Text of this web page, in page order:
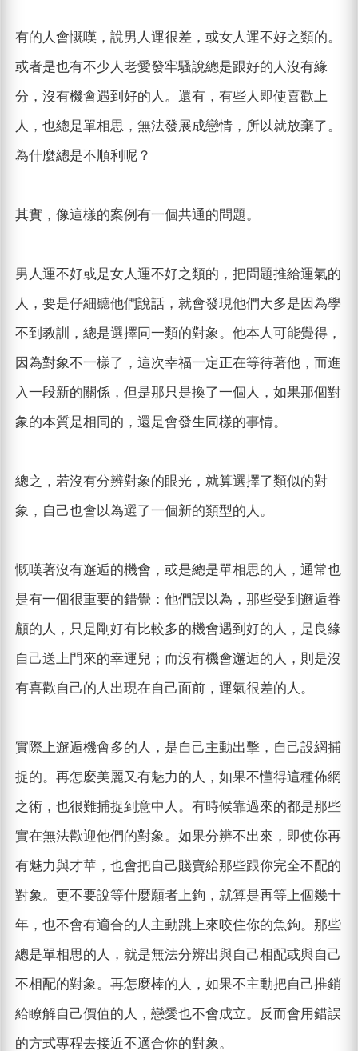
有的人會慨嘆，說男人運很差，或女人運不好之類的。
或者是也有不少人老愛發牢騷說總是跟好的人沒有緣
分，沒有機會遇到好的人。還有，有些人即使喜歡上
人，也總是單相思，無法發展成戀情，所以就放棄了。
為什麼總是不順利呢？
其實，像這樣的案例有一個共通的問題。
男人運不好或是女人運不好之類的，把問題推給運氣的
人，要是仔細聽他們說話，就會發現他們大多是因為學
不到教訓，總是選擇同一類的對象。他本人可能覺得，
因為對象不一樣了，這次幸福一定正在等待著他，而進
入一段新的關係，但是那只是換了一個人，如果那個對
象的本質是相同的，還是會發生同樣的事情。
總之，若沒有分辨對象的眼光，就算選擇了類似的對
象，自己也會以為選了一個新的類型的人。
慨嘆著沒有邂逅的機會，或是總是單相思的人，通常也
是有一個很重要的錯覺：他們誤以為，那些受到邂逅眷
顧的人，只是剛好有比較多的機會遇到好的人，是良緣
自己送上門來的幸運兒；而沒有機會邂逅的人，則是沒
有喜歡自己的人出現在自己面前，運氣很差的人。
實際上邂逅機會多的人，是自己主動出擊，自己設網捕
捉的。再怎麼美麗又有魅力的人，如果不懂得這種佈網
之術，也很難捕捉到意中人。有時候靠過來的都是那些
實在無法歡迎他們的對象。如果分辨不出來，即使你再
有魅力與才華，也會把自己賤賣給那些跟你完全不配的
對象。更不要說等什麼願者上鉤，就算是再等上個幾十
年，也不會有適合的人主動跳上來咬住你的魚鉤。那些
總是單相思的人，就是無法分辨出與自己相配或與自己
不相配的對象。再怎麼棒的人，如果不主動把自己推銷
給瞭解自己價值的人，戀愛也不會成立。反而會用錯誤
的方式專程去接近不適合你的對象。